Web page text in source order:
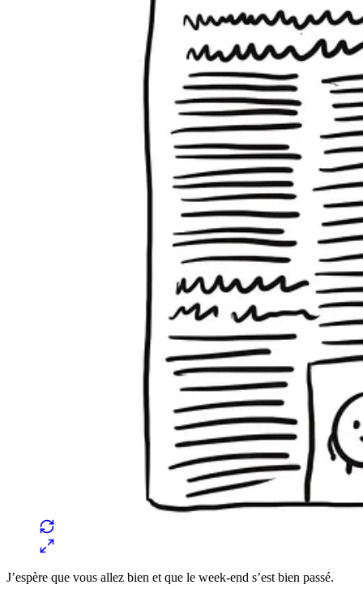
J’espère que vous allez bien et que le week-end s’est bien passé.